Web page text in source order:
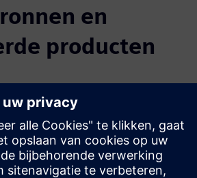
en
producten
en bronnen